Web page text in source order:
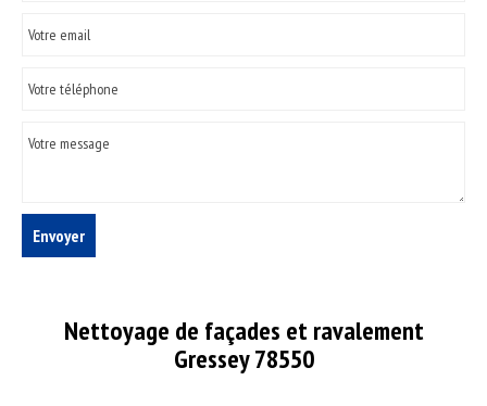
Nettoyage de façades et ravalement
Gressey 78550